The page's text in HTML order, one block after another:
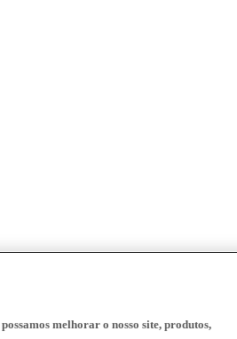
melhorar o nosso site, produtos,